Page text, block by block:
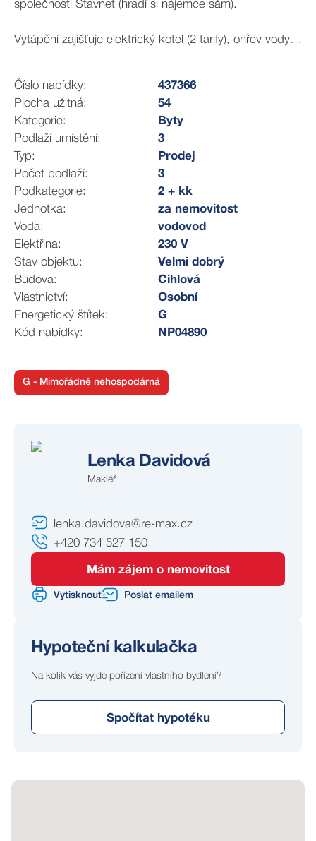
společnosti Stavnet (hradí si nájemce sám).
Vytápění zajišťuje elektrický kotel (2 tarify), ohřev vody -
Na půdě je k dispozici prostor pro sušení prádla,
možnost využití zahrady kolem domu.
Autobusová zastávka Nýřany Dioos je cca 2 min. od
domu – autobus jezdí pouze ve všední dny. Dále je
možnost vlakového spojení na trati Plzeň – Domažlice s
nástupem ve stanici Nýřany.
Platba do fondu oprav včetně záloh na služby činí pro 2
osobu 2.121 Kč/měs. (fond oprav – 207 Kč/měs.,
vodné – stočné – 90 Kč/měs., ostatní poplatky – 1.824
Kč/měs.). Elektřina – Centropol Energy, a.s. – cca
5.000 Kč/měs.
Nemovitost spravuje Stavební bytové družstvo Plzeň -
sever, sídlem Jagellonská 5, Plzeň.
Číslo nabídky:
437366
Plocha užitná:
54
Kategorie:
Byty
Podlaží umístění:
3
Typ:
Prodej
Počet podlaží:
3
Podkategorie:
2 + kk
Jednotka:
za nemovitost
Voda:
vodovod
Elektřina:
230 V
Stav objektu:
Velmi dobrý
Budova:
Cihlová
Vlastnictví:
Osobní
Energetický štítek:
G
Kód nabídky:
NP04890
G - Mimořádně nehospodárná
Lenka Davidová
Makléř
lenka.davidova@re-max.cz
+420 734 527 150
Mám zájem o nemovitost
Vytisknout Poslat emailem
Hypoteční kalkulačka
Na kolik vás vyjde pořízení vlastního bydlení?
Spočítat hypotéku